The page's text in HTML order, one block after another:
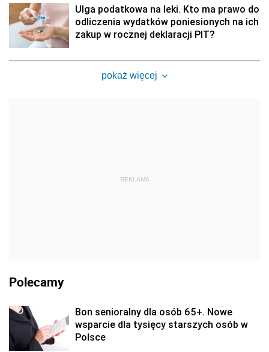
Ulga podatkowa na leki. Kto ma prawo do
odliczenia wydatków poniesionych na ich
zakup w rocznej deklaracji PIT?
pokaż więcej
REKLAMA
Polecamy
Bon senioralny dla osób 65+. Nowe
wsparcie dla tysięcy starszych osób w
Polsce